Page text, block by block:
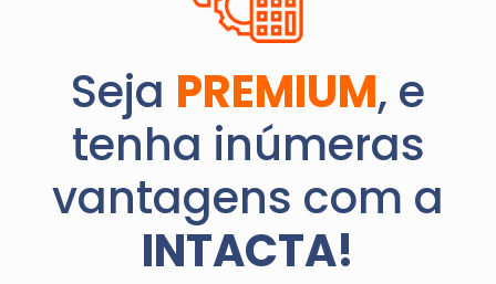
Seja PREMIUM, e
tenha inúmeras
vantagens com a
INTACTA!